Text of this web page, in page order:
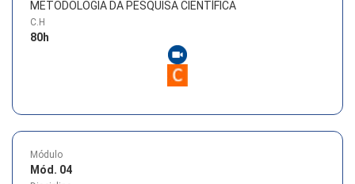
METODOLOGIA DA PESQUISA CIENTÍFICA
C.H
80h
Módulo
Mód. 04